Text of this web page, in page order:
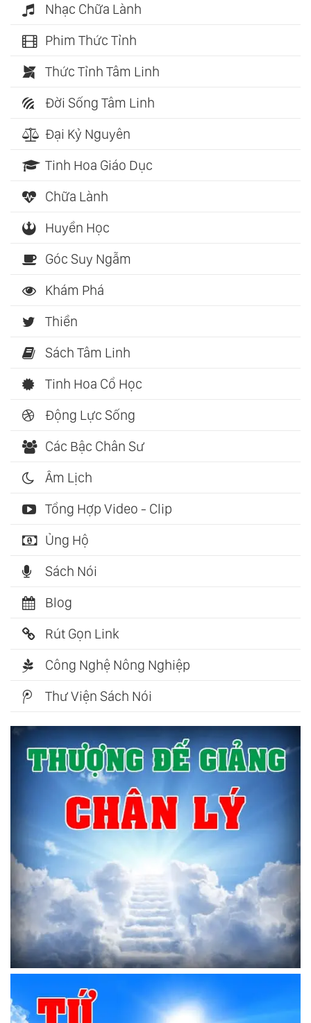
Nhạc Chữa Lành
Phim Thức Tỉnh
Thức Tỉnh Tâm Linh
Đời Sống Tâm Linh
Đại Kỷ Nguyên
Tinh Hoa Giáo Dục
Chữa Lành
Huyền Học
Góc Suy Ngẫm
Khám Phá
Thiền
Sách Tâm Linh
Tinh Hoa Cổ Học
Động Lực Sống
Các Bậc Chân Sư
Âm Lịch
Tổng Hợp Video - Clip
Ủng Hộ
Sách Nói
Blog
Rút Gọn Link
Công Nghệ Nông Nghiệp
Thư Viện Sách Nói